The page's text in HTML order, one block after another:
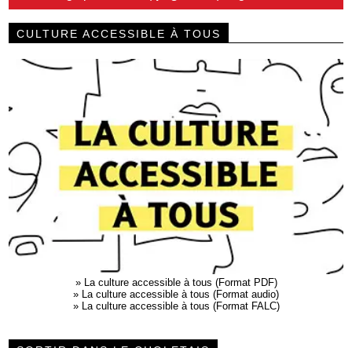
CULTURE ACCESSIBLE À TOUS
» La culture accessible à tous (Format PDF)
» La culture accessible à tous (Format audio)
» La culture accessible à tous (Format FALC)